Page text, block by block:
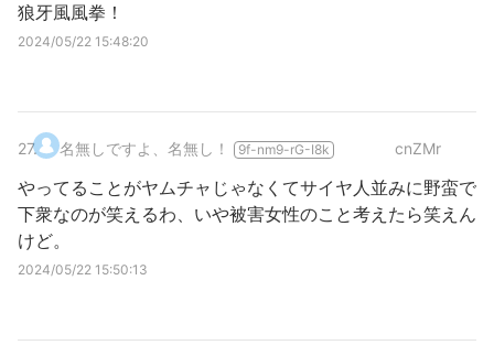
狼牙風風拳！
2024/05/22 15:48:20
27. 名無しですよ、名無し！ 9f-nm9-rG-I8k cnZMr
やってることがヤムチャじゃなくてサイヤ人並みに野蛮で
下衆なのが笑えるわ、いや被害女性のこと考えたら笑えん
けど。
2024/05/22 15:50:13